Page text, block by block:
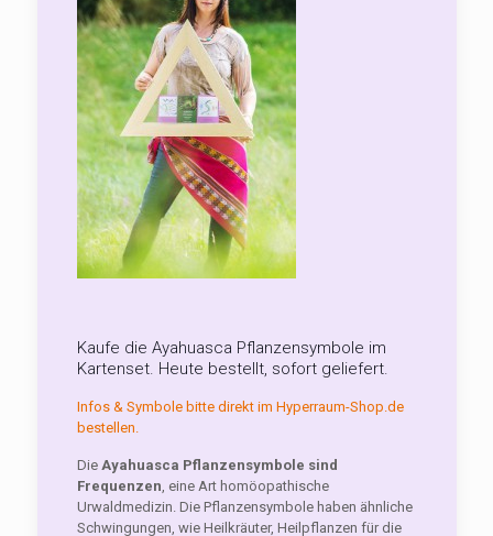
Kaufe die Ayahuasca Pflanzensymbole im
Kartenset. Heute bestellt, sofort geliefert.
Infos & Symbole bitte direkt im Hyperraum-Shop.de
bestellen.
Die Ayahuasca Pflanzensymbole sind
Frequenzen, eine Art homöopathische
Urwaldmedizin. Die Pflanzensymbole haben ähnliche
Schwingungen, wie Heilkräuter, Heilpflanzen für die